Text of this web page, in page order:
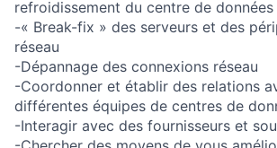
refroidissement du centre de données
-« Break-fix » des serveurs et des
réseau
-Dépannage des connexions réseau
-Coordonner et établir des relations
différentes équipes de centres de
-Interagir avec des fournisseurs et